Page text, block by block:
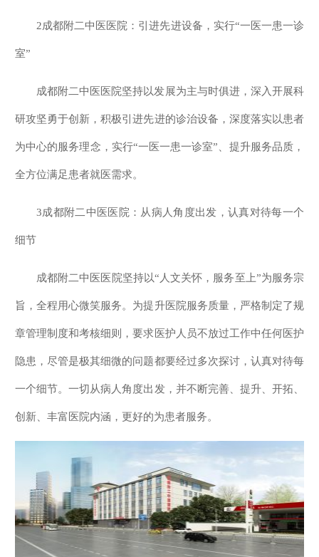
2成都附二中医医院：引进先进设备，实行“一医一患一诊
室”
成都附二中医医院坚持以发展为主与时俱进，深入开展科
研攻坚勇于创新，积极引进先进的诊治设备，深度落实以患者
为中心的服务理念，实行“一医一患一诊室”、提升服务品质，
全方位满足患者就医需求。
3成都附二中医医院：从病人角度出发，认真对待每一个
细节
成都附二中医医院坚持以“人文关怀，服务至上”为服务宗
旨，全程用心微笑服务。为提升医院服务质量，严格制定了规
章管理制度和考核细则，要求医护人员不放过工作中任何医护
隐患，尽管是极其细微的问题都要经过多次探讨，认真对待每
一个细节。一切从病人角度出发，并不断完善、提升、开拓、
创新、丰富医院内涵，更好的为患者服务。